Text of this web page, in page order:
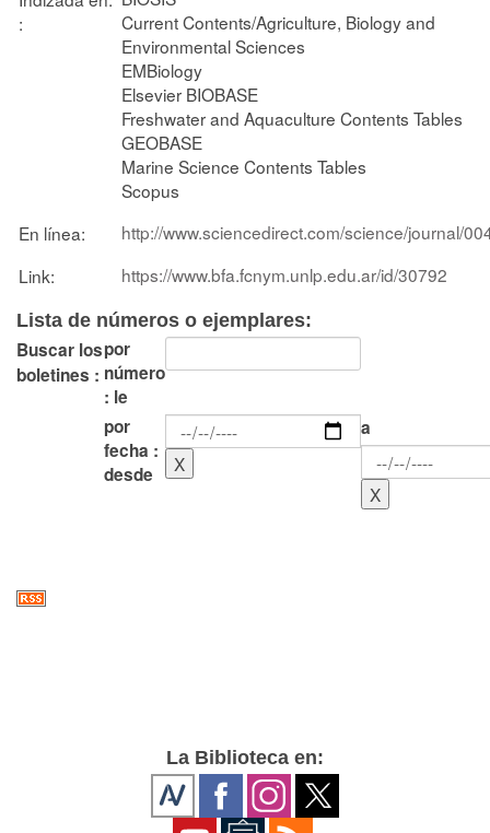
:
Current Contents/Agriculture, Biology and
Environmental Sciences
EMBiology
Elsevier BIOBASE
Freshwater and Aquaculture Contents Tables
GEOBASE
Marine Science Contents Tables
Scopus
En línea:
http://www.sciencedirect.com/science/journal/
Link:
https://www.bfa.fcnym.unlp.edu.ar/id/30792
Lista de números o ejemplares:
Buscar los
boletines :
por
número
: le
por
fecha :
desde
a
La Biblioteca en: